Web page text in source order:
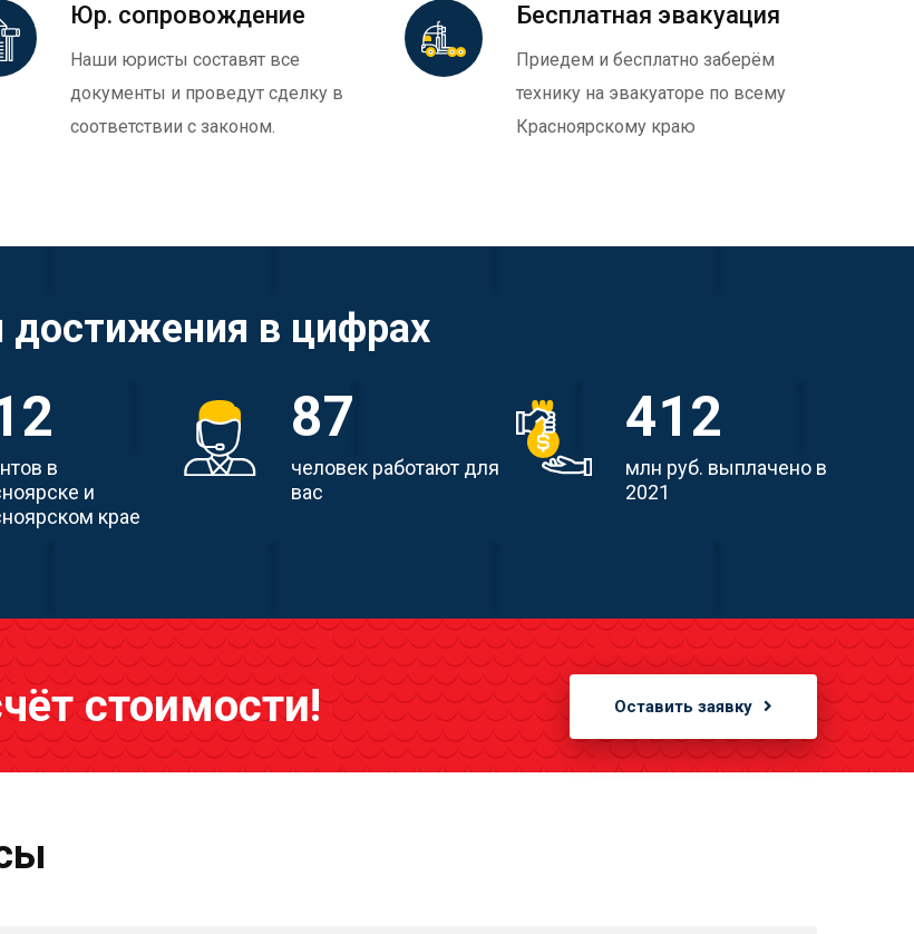
Юр. сопровождение
Наши юристы составят все
документы и проведут сделку в
соответствии с законом.
Бесплатная эвакуация
Приедем и бесплатно заберём
технику на эвакуаторе по всему
Красноярскому краю
в цифрах
в
и
крае
87
человек работают для
вас
412
млн руб. выплачено в
2021
стоимости! Оставить заявку